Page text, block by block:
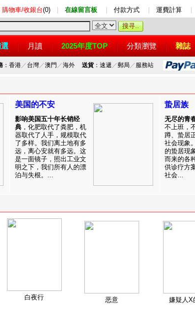
購物車/收銀台(0) 在線留言板 付款方式 運費計算
月讀 2025年度TOP 分類瀏覽 雜誌
：香港／ 台灣／澳門 ／海外 送貨：速遞 ／郵局 ／ 服務站
美国的不安
影响美国五十年长销经
典 ，化肥取代了粪肥，机
器取代了人手，规模取代
了多样。我们离土地有多
远，离心安就有多远。这
是一面镜子，照出工业文
明之下，我们所有人的漂
泊与失根。...
蛰居族
无尽的青
不上班，
蹲、蛰居
社会现象
的蛰居现
而来的各
供诊疗方
社会...
白夜行 恶意 嫌疑人X